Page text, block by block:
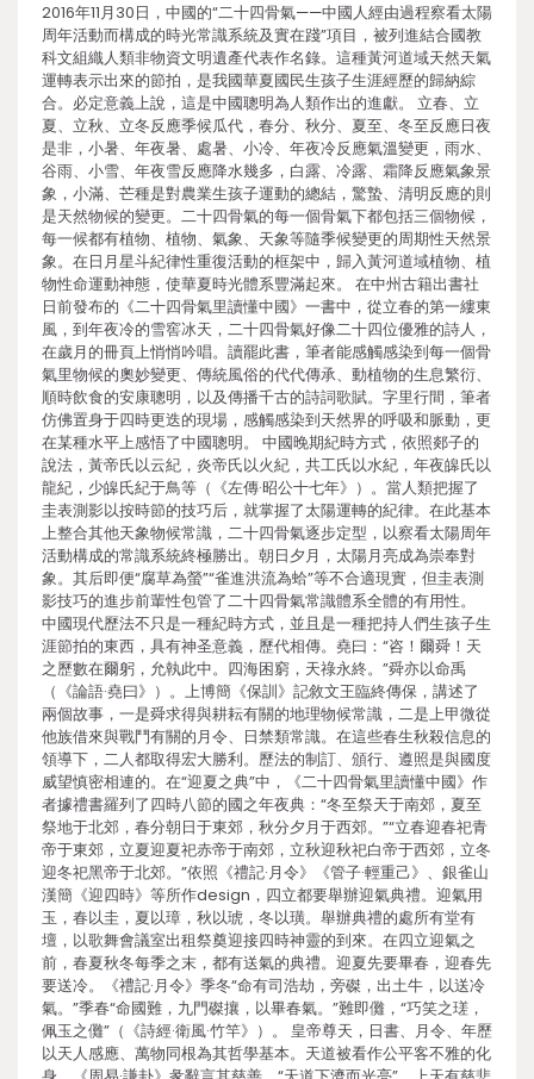
2016年11月30日，中國的“二十四骨氣——中國人經由過程察看太陽
周年活動而構成的時光常識系統及實在踐”項目，被列進結合國教
科文組織人類非物資文明遺產代表作名錄。這種黃河道域天然天氣
運轉表示出來的節拍，是我國華夏國民生孩子生涯經歷的歸納綜
合。必定意義上說，這是中國聰明為人類作出的進獻。 立春、立
夏、立秋、立冬反應季候瓜代，春分、秋分、夏至、冬至反應日夜
是非，小暑、年夜暑、處暑、小冷、年夜冷反應氣溫變更，雨水、
谷雨、小雪、年夜雪反應降水幾多，白露、冷露、霜降反應氣象景
象，小滿、芒種是對農業生孩子運動的總結，驚蟄、清明反應的則
是天然物候的變更。二十四骨氣的每一個骨氣下都包括三個物候，
每一候都有植物、植物、氣象、天象等隨季候變更的周期性天然景
象。在日月星斗紀律性重復活動的框架中，歸入黃河道域植物、植
物性命運動神態，使華夏時光體系豐滿起來。 在中州古籍出書社
日前發布的《二十四骨氣里讀懂中國》一書中，從立春的第一縷東
風，到年夜冷的雪窖冰天，二十四骨氣好像二十四位優雅的詩人，
在歲月的冊頁上悄悄吟唱。讀罷此書，筆者能感觸感染到每一個骨
氣里物候的奧妙變更、傳統風俗的代代傳承、動植物的生息繁衍、
順時飲食的安康聰明，以及傳播千古的詩詞歌賦。字里行間，筆者
仿佛置身于四時更迭的現場，感觸感染到天然界的呼吸和脈動，更
在某種水平上感悟了中國聰明。 中國晚期紀時方式，依照郯子的
說法，黃帝氏以云紀，炎帝氏以火紀，共工氏以水紀，年夜皞氏以
龍紀，少皞氏紀于鳥等（《左傳·昭公十七年》）。當人類把握了
圭表測影以按時節的技巧后，就掌握了太陽運轉的紀律。在此基本
上整合其他天象物候常識，二十四骨氣逐步定型，以察看太陽周年
活動構成的常識系統終極勝出。朝日夕月，太陽月亮成為崇奉對
象。其后即便“腐草為螢”“雀進洪流為蛤”等不合適現實，但圭表測
影技巧的進步前輩性包管了二十四骨氣常識體系全體的有用性。
中國現代歷法不只是一種紀時方式，並且是一種把持人們生孩子生
涯節拍的東西，具有神圣意義，歷代相傳。堯曰：“咨！爾舜！天
之歷數在爾躬，允執此中。四海困窮，天祿永終。”舜亦以命禹
（《論語·堯曰》）。上博簡《保訓》記敘文王臨終傳保，講述了
兩個故事，一是舜求得與耕耘有關的地理物候常識，二是上甲微從
他族借來與戰鬥有關的月令、日禁類常識。在這些春生秋殺信息的
領導下，二人都取得宏大勝利。歷法的制訂、頒行、遵照是與國度
威望慎密相連的。在“迎夏之典”中，《二十四骨氣里讀懂中國》作
者據禮書羅列了四時八節的國之年夜典：“冬至祭天于南郊，夏至
祭地于北郊，春分朝日于東郊，秋分夕月于西郊。”“立春迎春祀青
帝于東郊，立夏迎夏祀赤帝于南郊，立秋迎秋祀白帝于西郊，立冬
迎冬祀黑帝于北郊。”依照《禮記·月令》《管子·輕重己》、銀雀山
漢簡《迎四時》等所作design，四立都要舉辦迎氣典禮。迎氣用
玉，春以圭，夏以璋，秋以琥，冬以璜。舉辦典禮的處所有堂有
壇，以歌舞會議室出租祭奠迎接四時神靈的到來。在四立迎氣之
前，春夏秋冬每季之末，都有送氣的典禮。迎夏先要畢春，迎春先
要送冷。《禮記·月令》季冬“命有司浩劫，旁磔，出土牛，以送冷
氣。”季春“命國難，九門磔攘，以畢春氣。”難即儺，“巧笑之瑳，
佩玉之儺”（《詩經·衛風·竹竿》）。 皇帝尊天，日書、月令、年歷
以天人感應、萬物同根為其哲學基本。天道被看作公平客不雅的化